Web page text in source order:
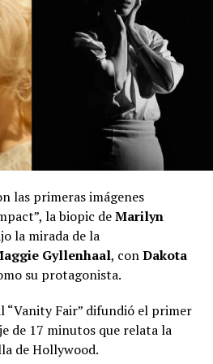
posicionó en el primer lugar del
espectadores durante julio. La
Pixar acumula 3.613.307
estreno el 18 de junio,
el ranking semanal todo el mes
“Spider-Man: Un nuevo día”. Es
de 2026.
las primeras imágenes
la biopic deMarilyn
la mirada de la
Gyllenhaal, conDakota
su protagonista.
“Vanity Fair” difundió el primer
de 17 minutos que relata la
de Hollywood.